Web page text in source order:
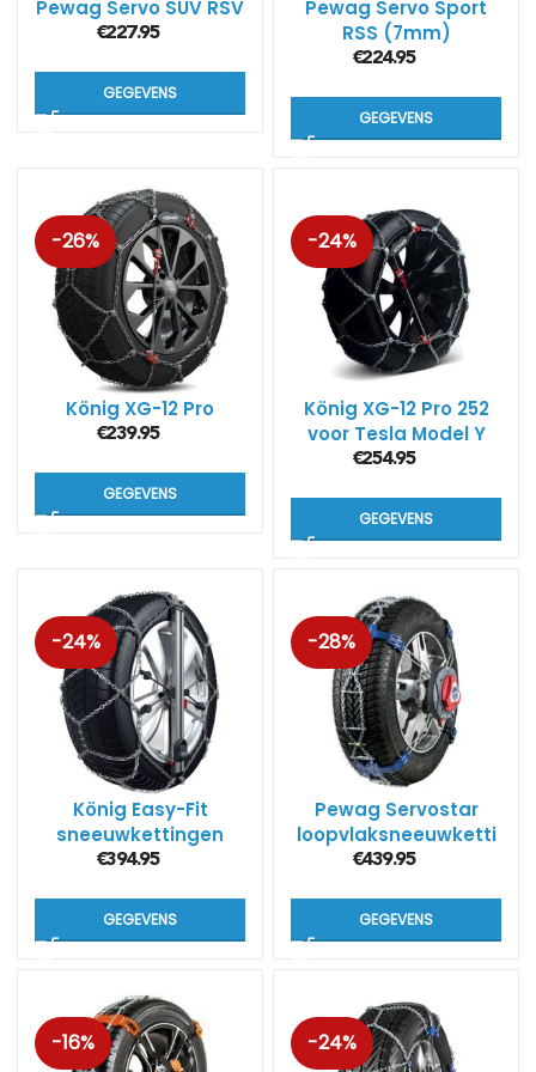
Pewag Servo SUV RSV
€227.95
GEGEVENS
Pewag Servo Sport
RSS (7mm)
€224.95
GEGEVENS
-26%
König XG-12 Pro
€239.95
GEGEVENS
-24%
König XG-12 Pro 252
voor Tesla Model Y
€254.95
GEGEVENS
-24%
König Easy-Fit
sneeuwkettingen
voor SUV’s
€394.95
GEGEVENS
-28%
Pewag Servostar
loopvlaksneeuwketti
ngen RSC
€439.95
GEGEVENS
-16% -24%